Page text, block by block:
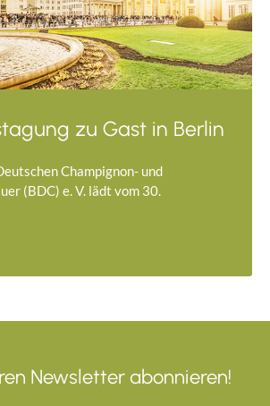
zu Gast in Berlin
Champignon- und
(BDC) e. V. lädt vom 30.
Newsletter abonnieren!